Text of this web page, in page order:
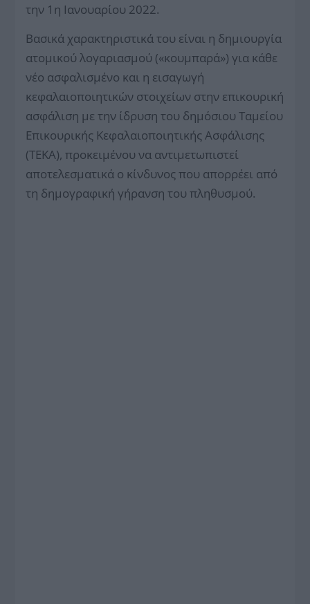
την 1η Ιανουαρίου 2022.
Βασικά χαρακτηριστικά του είναι η δημιουργία
ατομικού λογαριασμού («κουμπαρά») για κάθε
νέο ασφαλισμένο και η εισαγωγή
κεφαλαιοποιητικών στοιχείων στην επικουρική
ασφάλιση με την ίδρυση του δημόσιου Ταμείου
Επικουρικής Κεφαλαιοποιητικής Ασφάλισης
(ΤΕΚΑ), προκειμένου να αντιμετωπιστεί
αποτελεσματικά ο κίνδυνος που απορρέει από
τη δημογραφική γήρανση του πληθυσμού.